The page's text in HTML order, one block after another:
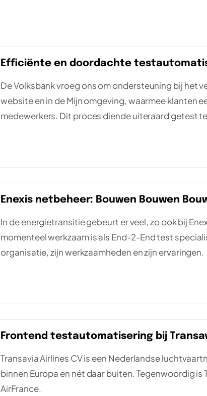
Efficiënte en doordachte
De Volksbank vroeg ons om ondersteuning bij het
website en in de Mijn omgeving, waarmee klanten
medewerkers. Dit proces diende uiteraard getest
Enexis netbeheer: Bouwen Bouwen
In de energietransitie gebeurt er veel, zo ook bij
momenteel werkzaam is als End-2-End test
organisatie, zijn werkzaamheden en zijn ervaringen.
Frontend testautomatisering bij
Transavia Airlines CV is een Nederlandse
binnen Europa en nét daar buiten. Tegenwoordig is
AirFrance.